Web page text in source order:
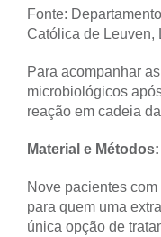
Fonte:
Católica de Leuven,
Para acompanhar
microbiológicos
reação em cadeia
Material e Métodos:
Nove pacientes
para quem uma
única opção de